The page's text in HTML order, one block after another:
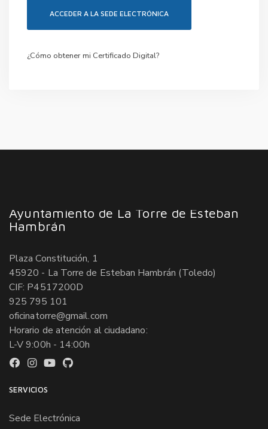
ACCEDER A LA SEDE ELECTRÓNICA
¿Cómo obtener mi Certificado Digital?
Ayuntamiento de La Torre de Esteban
Hambrán
Plaza Constitución, 1
45920 - La Torre de Esteban Hambrán (Toledo)
CIF: P4517200D
925 795 101
oficinatorre@gmail.com
Horario de atención al ciudadano:
L-V 9:00h - 14:00h
SERVICIOS
Sede Electrónica